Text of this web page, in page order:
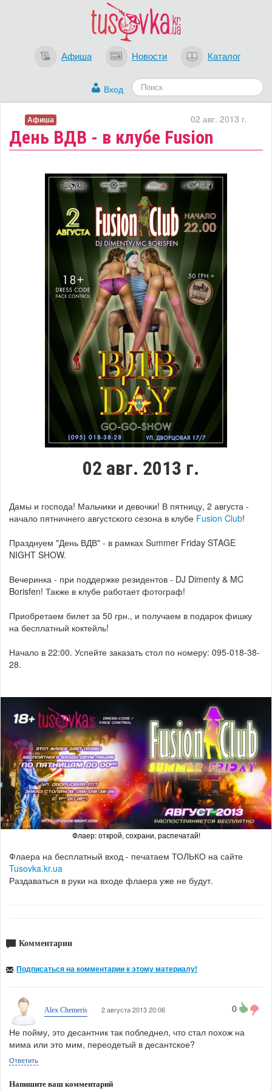
Афиша Новости Каталог
Вход
День ВДВ - в клубе Fusion
02 авг. 2013 г.
Афиша
02 авг. 2013 г.
Дамы и господа! Мальчики и девочки! В пятницу, 2 августа -
начало пятничнего августского сезона в клубе Fusion Club!
Празднуем "День ВДВ" - в рамках Summer Friday STAGE
NIGHT SHOW.
Вечеринка - при поддержке резидентов - DJ Dimenty & MC
Borisfen! Также в клубе работает фотограф!
Приобретаем билет за 50 грн., и получаем в подарок фишку
на бесплатный коктейль!
Начало в 22:00. Успейте заказать стол по номеру: 095-018-38-
28.
Флаер: открой, сохрани, распечатай!
Флаера на бесплатный вход - печатаем ТОЛЬКО на сайте
Tusovka.kr.ua
Раздаваться в руки на входе флаера уже не будут.
Комментарии
Подписаться на комментарии к этому материалу!
Alex Chemeris 2 августа 2013 20:06 0
Не пойму, это десантник так побледнел, что стал похож на
мима или это мим, переодетый в десантское?
Ответить
Напишите ваш комментарий